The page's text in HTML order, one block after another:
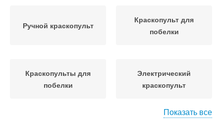
Ручной краскопульт
Краскопульт для
побелки
Краскопульты для
побелки
Электрический
краскопульт
Показать все